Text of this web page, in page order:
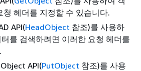
청 헤더를 지정할 수 있습니다.
API(HeadObject 참조)를 사용하
를 검색하려면 이러한 요청 헤더를
API(PutObject 참조)를 사용